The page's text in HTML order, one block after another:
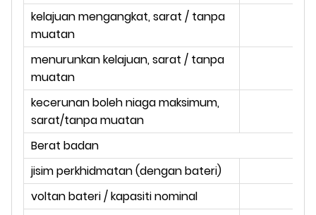
kelajuan mengangkat, sarat / tanpa
muatan
menurunkan kelajuan, sarat / tanpa
muatan
kecerunan boleh niaga maksimum,
sarat/tanpa muatan
Berat badan
jisim perkhidmatan (dengan bateri)
voltan bateri / kapasiti nominal